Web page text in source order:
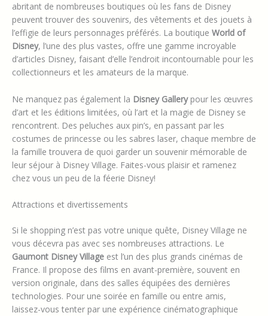
abritant de nombreuses boutiques où les fans de Disney
peuvent trouver des souvenirs, des vêtements et des jouets à
l’effigie de leurs personnages préférés. La boutique World of
Disney, l’une des plus vastes, offre une gamme incroyable
d’articles Disney, faisant d’elle l’endroit incontournable pour les
collectionneurs et les amateurs de la marque.
Ne manquez pas également la Disney Gallerypour les œuvres
d’art et les éditions limitées, où l’art et la magie de Disney se
rencontrent. Des peluches aux pin’s, en passant par les
costumes de princesse ou les sabres laser, chaque membre de
la famille trouvera de quoi garder un souvenir mémorable de
leur séjour à Disney Village. Faites-vous plaisir et ramenez
chez vous un peu de la féerie Disney!
Attractions et divertissements
Si le shopping n’est pas votre unique quête, Disney Village ne
vous décevra pas avec ses nombreuses attractions. Le
Gaumont Disney Village est l’un des plus grands cinémas de
France. Il propose des films en avant-première, souvent en
version originale, dans des salles équipées des dernières
technologies. Pour une soirée en famille ou entre amis,
laissez-vous tenter par une expérience cinématographique